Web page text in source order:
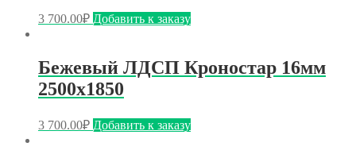
3 700.00₽ Добавить к заказу
Бежевый ЛДСП Кроностар 16мм
2500х1850
3 700.00₽ Добавить к заказу